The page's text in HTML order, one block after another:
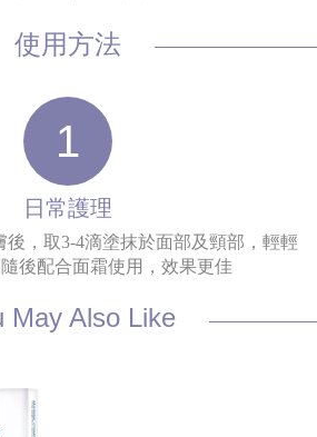
使用方法
1
日常護理
後，取3-4滴塗抹於面部及頸部，輕輕
後配合面霜使用，效果更佳
May Also Like